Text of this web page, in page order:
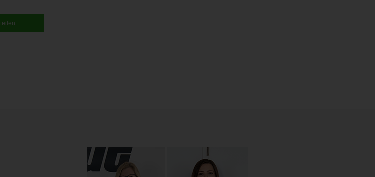
teilen